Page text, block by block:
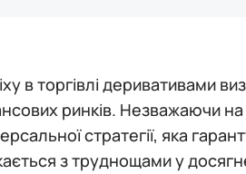
в торгівлі деривативами
ринків. Незважаючи
стратегії, яка
з труднощами у